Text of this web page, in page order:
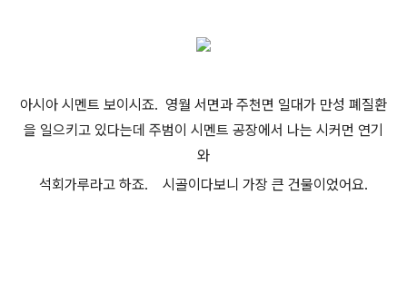
아시아 시멘트 보이시죠. 영월 서면과 주천면 일대가 만성 폐질환
을 일으키고 있다는데 주범이 시멘트 공장에서 나는 시커먼 연기
와
석회가루라고 하죠. 시골이다보니 가장 큰 건물이었어요.